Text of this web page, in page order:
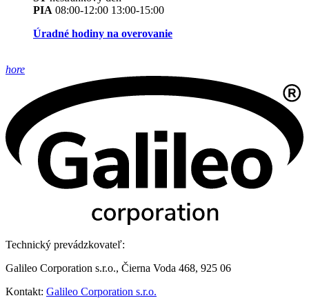
PIA 08:00-12:00 13:00-15:00
Úradné hodiny na overovanie
hore
Technický prevádzkovateľ:
Galileo Corporation s.r.o., Čierna Voda 468, 925 06
Kontakt: Galileo Corporation s.r.o.